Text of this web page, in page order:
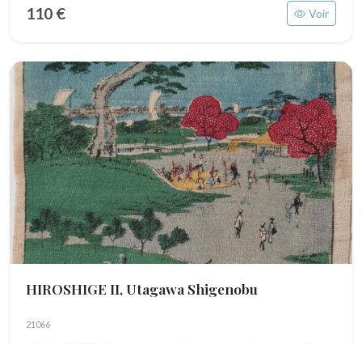
110 € Voir
HIROSHIGE II, Utagawa Shigenobu
21066